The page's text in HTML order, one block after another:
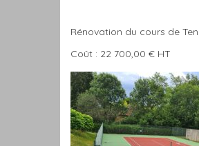
Rénovation du cours de
Coût : 22 700,00 €